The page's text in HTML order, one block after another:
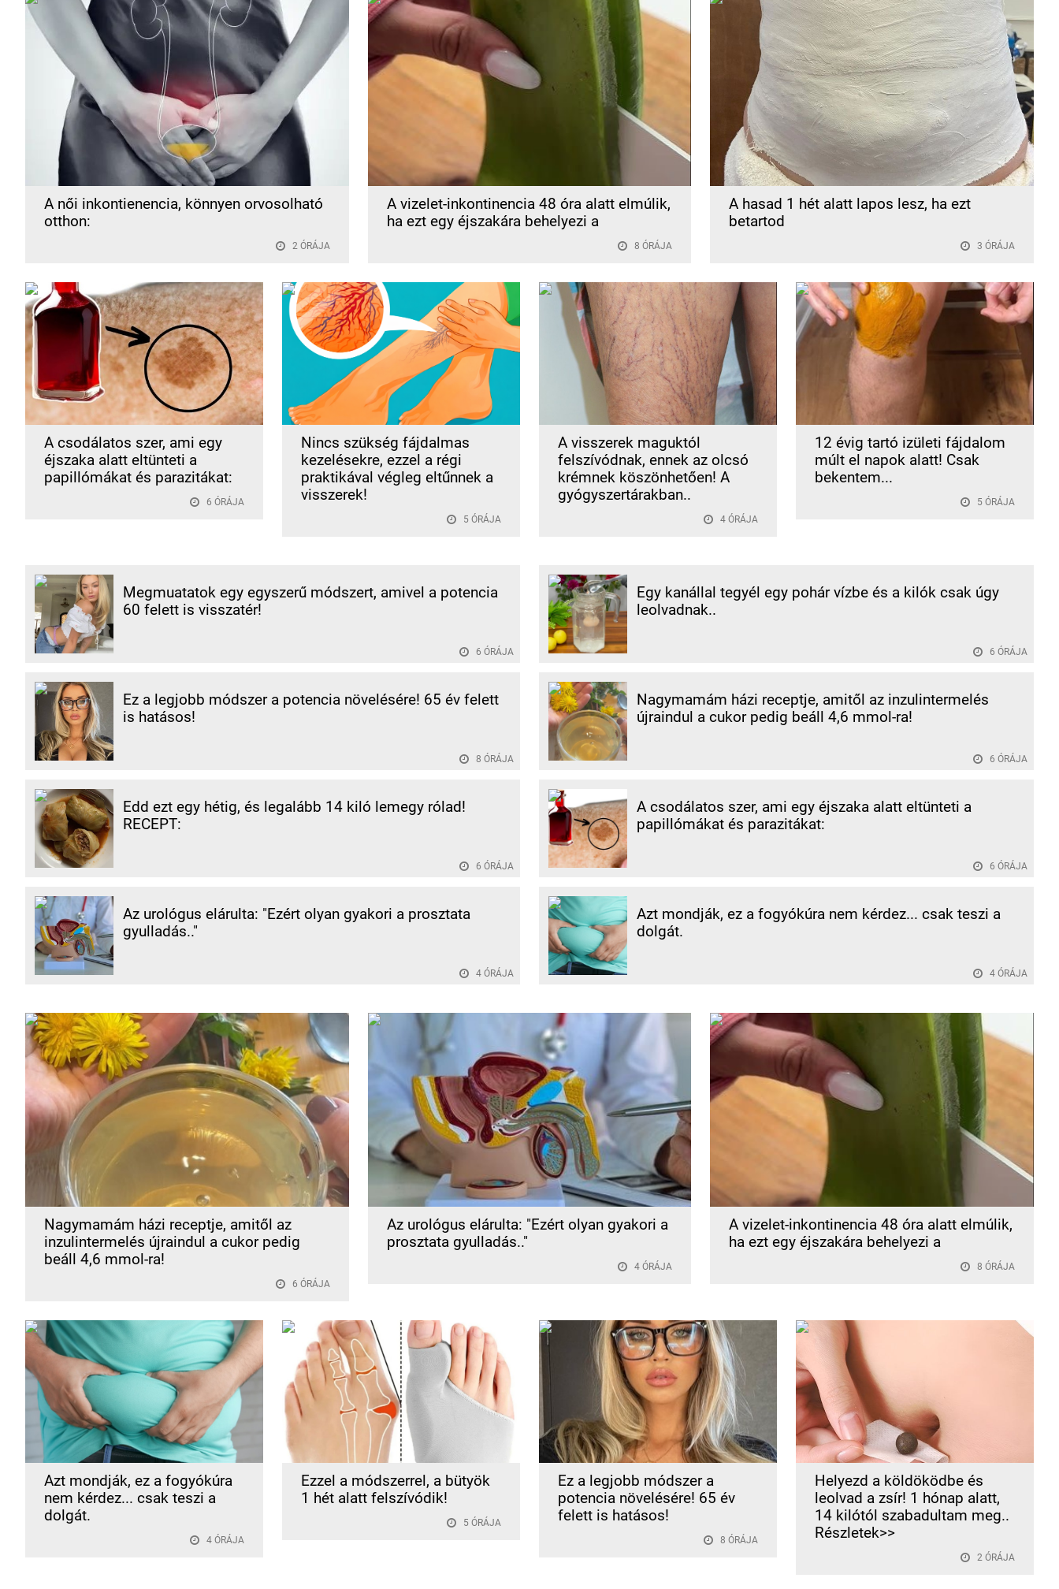
A női inkontienencia, könnyen orvosolható
otthon:
2 ÓRÁJA
A vizelet-inkontinencia 48 óra alatt elmúlik,
ha ezt egy éjszakára behelyezi a
8 ÓRÁJA
A hasad 1 hét alatt lapos lesz, ha ezt
betartod
3 ÓRÁJA
A csodálatos szer, ami egy
éjszaka alatt eltünteti a
papillómákat és parazitákat:
6 ÓRÁJA
Nincs szükség fájdalmas
kezelésekre, ezzel a régi
praktikával végleg eltűnnek a
visszerek!
5 ÓRÁJA
A visszerek maguktól
felszívódnak, ennek az olcsó
krémnek köszönhetően! A
gyógyszertárakban..
4 ÓRÁJA
12 évig tartó izületi fájdalom
múlt el napok alatt! Csak
bekentem...
5 ÓRÁJA
Megmuatatok egy egyszerű módszert, amivel a potencia
60 felett is visszatér!
6 ÓRÁJA
Ez a legjobb módszer a potencia növelésére! 65 év felett
is hatásos!
8 ÓRÁJA
Edd ezt egy hétig, és legalább 14 kiló lemegy rólad!
RECEPT:
6 ÓRÁJA
Az urológus elárulta: "Ezért olyan gyakori a prosztata
gyulladás.."
4 ÓRÁJA
Egy kanállal tegyél egy pohár vízbe és a kilók csak úgy
leolvadnak..
6 ÓRÁJA
Nagymamám házi receptje, amitől az inzulintermelés
újraindul a cukor pedig beáll 4,6 mmol-ra!
6 ÓRÁJA
A csodálatos szer, ami egy éjszaka alatt eltünteti a
papillómákat és parazitákat:
6 ÓRÁJA
Azt mondják, ez a fogyókúra nem kérdez... csak teszi a
dolgát.
4 ÓRÁJA
Nagymamám házi receptje, amitől az
inzulintermelés újraindul a cukor pedig
beáll 4,6 mmol-ra!
6 ÓRÁJA
Az urológus elárulta: "Ezért olyan gyakori a
prosztata gyulladás.."
4 ÓRÁJA
A vizelet-inkontinencia 48 óra alatt elmúlik,
ha ezt egy éjszakára behelyezi a
8 ÓRÁJA
Azt mondják, ez a fogyókúra
nem kérdez... csak teszi a
dolgát.
4 ÓRÁJA
Ezzel a módszerrel, a bütyök
1 hét alatt felszívódik!
5 ÓRÁJA
Ez a legjobb módszer a
potencia növelésére! 65 év
felett is hatásos!
8 ÓRÁJA
Helyezd a köldöködbe és
leolvad a zsír! 1 hónap alatt,
14 kilótól szabadultam meg..
Részletek>>
2 ÓRÁJA